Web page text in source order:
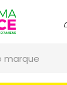
marque